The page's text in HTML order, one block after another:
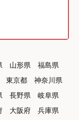
山形県
福島県
東京都
神奈川県
長野県
岐阜県
大阪府
兵庫県